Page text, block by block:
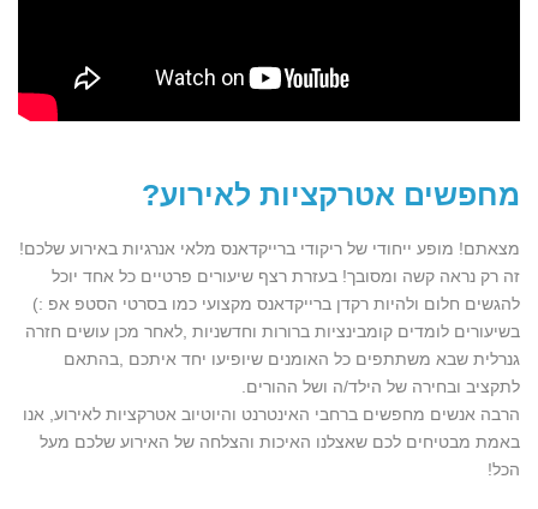
מחפשים אטרקציות לאירוע?
מצאתם! מופע ייחודי של ריקודי ברייקדאנס מלאי אנרגיות באירוע שלכם!
זה רק נראה קשה ומסובך! בעזרת רצף שיעורים פרטיים כל אחד יוכל
להגשים חלום ולהיות רקדן ברייקדאנס מקצועי כמו בסרטי הסטפ אפ :)
בשיעורים לומדים קומבינציות ברורות וחדשניות ,לאחר מכן עושים חזרה
גנרלית שבא משתתפים כל האומנים שיופיעו יחד איתכם ,בהתאם
לתקציב ובחירה של הילד/ה ושל ההורים.
הרבה אנשים מחפשים ברחבי האינטרנט והיוטיוב אטרקציות לאירוע, אנו
באמת מבטיחים לכם שאצלנו האיכות והצלחה של האירוע שלכם מעל
הכל!